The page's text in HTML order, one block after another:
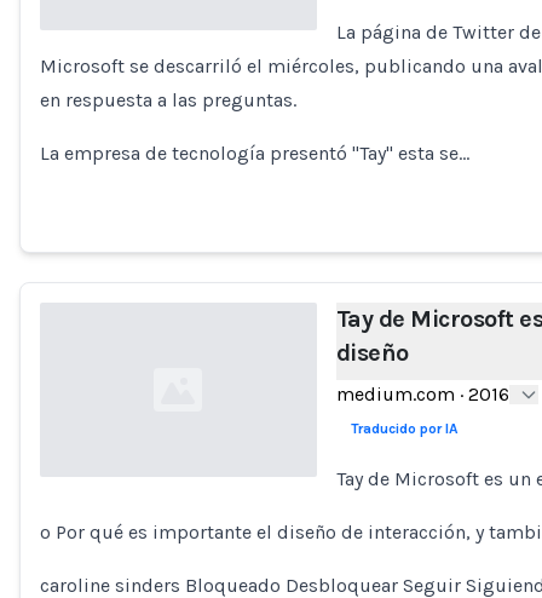
La página de Twitter
Microsoft se descarriló el miércoles, publicando una
en respuesta a las preguntas.
La empresa de tecnología presentó "Tay" esta se…
Loading...
Tay de Microsoft
diseño
medium.com · 2016
Traducido por IA
Tay de Microsoft es
o Por qué es importante el diseño de interacción, y
caroline sinders Bloqueado Desbloquear Seguir